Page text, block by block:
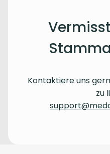
Kontaktiere uns
zu